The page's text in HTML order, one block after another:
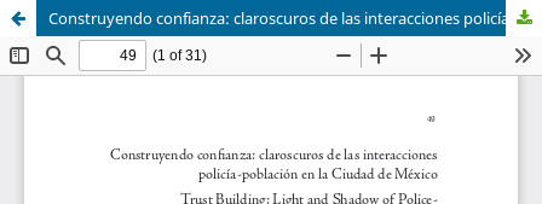
Construyendo confianza: claroscuros de las interacciones policía-población en la Ciudad de México